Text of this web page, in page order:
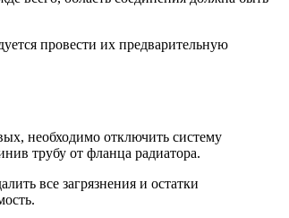
провести их предварительную
необходимо отключить систему
трубу от фланца радиатора.
все загрязнения и остатки